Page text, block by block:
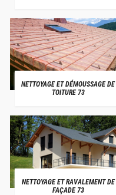
NETTOYAGE ET DÉMOUSSAGE DE
TOITURE 73
NETTOYAGE ET RAVALEMENT DE
FAÇADE 73